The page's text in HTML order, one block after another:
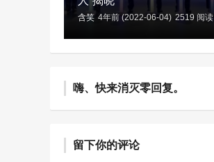
含笑 4年前 (2022-06-04) 2519 阅读
嗨、快来消灭零回复。
留下你的评论